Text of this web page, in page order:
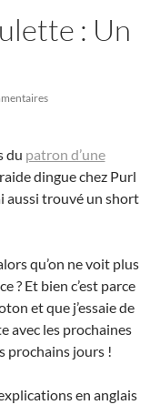
: Un
du patron d’une
dingue chez Purl
aussi trouvé un short
qu’on ne voit plus
? Et bien c’est parce
et que j’essaie de
avec les prochaines
prochains jours !
en anglais